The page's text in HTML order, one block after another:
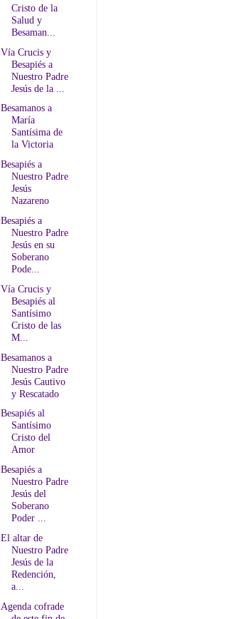
Cristo de la
Salud y
Besaman...
Vía Crucis y
Besapiés a
Nuestro Padre
Jesús de la ...
Besamanos a
María
Santísima de
la Victoria
Besapiés a
Nuestro Padre
Jesús
Nazareno
Besapiés a
Nuestro Padre
Jesús en su
Soberano
Pode...
Vía Crucis y
Besapiés al
Santísimo
Cristo de las
M...
Besamanos a
Nuestro Padre
Jesús Cautivo
y Rescatado
Besapiés al
Santísimo
Cristo del
Amor
Besapiés a
Nuestro Padre
Jesús del
Soberano
Poder ...
El altar de
Nuestro Padre
Jesús de la
Redención,
a...
Agenda cofrade